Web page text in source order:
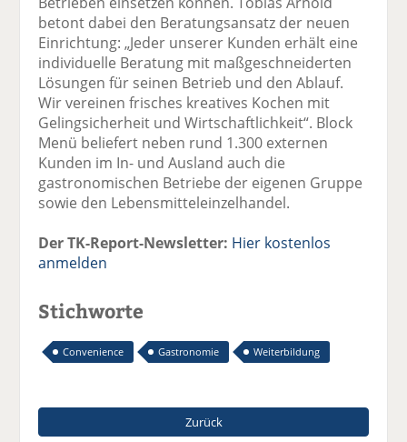
betont dabei den Beratungsansatz der neuen
Einrichtung: „Jeder unserer Kunden erhält eine
individuelle Beratung mit maßgeschneiderten
Lösungen für seinen Betrieb und den Ablauf.
Wir vereinen frisches kreatives Kochen mit
Gelingsicherheit und Wirtschaftlichkeit“. Block
Menü beliefert neben rund 1.300 externen
Kunden im In- und Ausland auch die
gastronomischen Betriebe der eigenen Gruppe
sowie den Lebensmitteleinzelhandel.
Der TK-Report-Newsletter: Hier kostenlos
anmelden
Stichworte
Convenience Gastronomie Weiterbildung
Zurück